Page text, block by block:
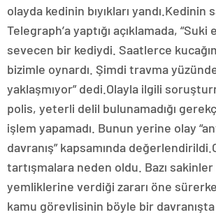
olayda kedinin bıyıkları yandı.Kedinin
Telegraph’a yaptığı açıklamada,
sevecen bir kediydi. Saatlerce
bizimle oynardı. Şimdi travma
yaklaşmıyor” dedi.Olayla ilgili
polis, yeterli delil bulunamadığı
işlem yapamadı. Bunun yerine olay
davranış” kapsamında
tartışmalara neden oldu. Bazı
yemliklerine verdiği zararı öne
kamu görevlisinin böyle bir davranışta